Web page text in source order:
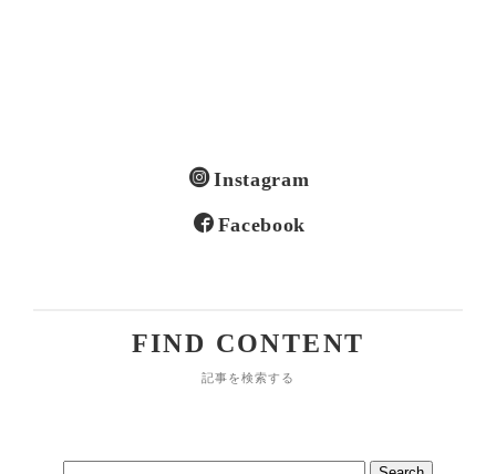
Instagram
Facebook
FIND CONTENT
記事を検索する